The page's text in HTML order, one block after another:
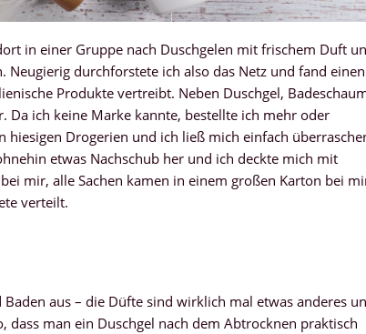
in einer Gruppe nach Duschgelen mit frischem Duft
durchforstete ich also das Netz und fand einen
Produkte vertreibt. Neben Duschgel,
Da ich keine Marke kannte, bestellte ich mehr oder
Drogerien und ich ließ mich einfach
etwas Nachschub her und ich deckte mich mit
mir, alle Sachen kamen in einem großen Karton bei
verteilt.
aus – die Düfte sind wirklich mal etwas anderes
dass man ein Duschgel nach dem Abtrocknen praktisch